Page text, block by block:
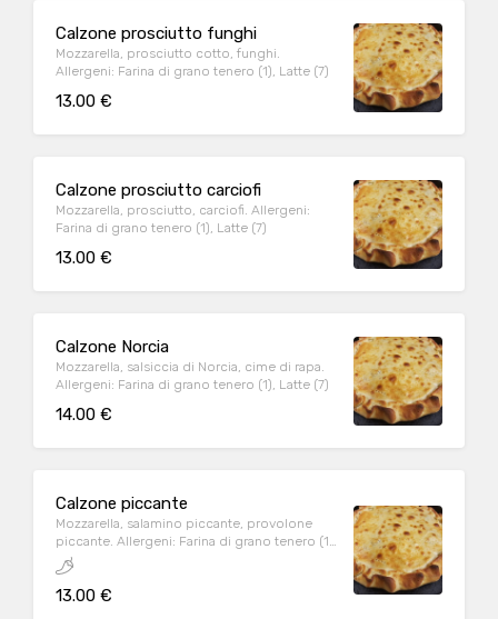
Calzone prosciutto funghi
Mozzarella, prosciutto cotto, funghi.
Allergeni: Farina di grano tenero (1), Latte (7)
13.00 €
Calzone prosciutto carciofi
Mozzarella, prosciutto, carciofi. Allergeni:
Farina di grano tenero (1), Latte (7)
13.00 €
Calzone Norcia
Mozzarella, salsiccia di Norcia, cime di rapa.
Allergeni: Farina di grano tenero (1), Latte (7)
14.00 €
Calzone piccante
Mozzarella, salamino piccante, provolone
piccante. Allergeni: Farina di grano tenero (1),
Latte (7)
13.00 €